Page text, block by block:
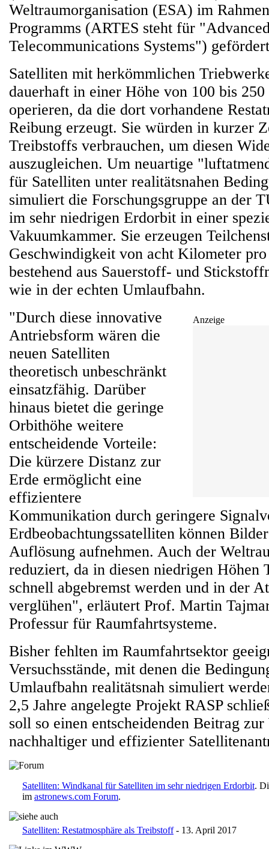
Weltraumorganisation (ESA) im
Programms (ARTES steht für
Telecommunications Systems")
Satelliten mit herkömmlichen
dauerhaft in einer Höhe von 100 bis
operieren, da die dort vorhandene
Reibung erzeugt. Sie würden in kurzer
Treibstoffs verbrauchen, um diesen
auszugleichen. Um neuartige
für Satelliten unter realitätsnahen
simuliert die Forschungsgruppe an der
im sehr niedrigen Erdorbit in einer
Vakuumkammer. Sie erzeugen
Geschwindigkeit von acht Kilometer pro
bestehend aus Sauerstoff- und
wie in der echten Umlaufbahn.
Anzeige
"Durch diese innovative
Antriebsform wären die
neuen Satelliten
theoretisch unbeschränkt
einsatzfähig. Darüber
hinaus bietet die geringe
Orbithöhe weitere
entscheidende Vorteile:
Die kürzere Distanz zur
Erde ermöglicht eine
effizientere
Kommunikation durch geringere
Erdbeobachtungssatelliten können
Auflösung aufnehmen. Auch der
reduziert, da in diesen niedrigen Höhen
schnell abgebremst werden und in der
verglühen", erläutert Prof. Martin
Professur für Raumfahrtsysteme.
Bisher fehlten im Raumfahrtsektor
Versuchsstände, mit denen die
Umlaufbahn realitätsnah simuliert
2,5 Jahre angelegte Projekt RASP
soll so einen entscheidenden Beitrag
nachhaltiger und effizienter
Satelliten: Windkanal für Satelliten im sehr niedrigen Erdorbit.
im astronews.com Forum.
Satelliten: Restatmosphäre als Treibstoff- 13. April 2017